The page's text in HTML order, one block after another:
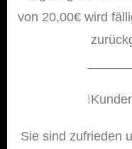
von 20,00€ wird
Sie sind zufrieden